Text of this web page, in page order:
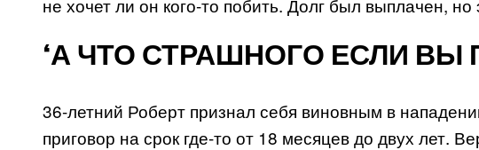
‘А ЧТО СТРАШНОГО ЕСЛИ ВЫ
36-летний Роберт признал себя виновным в
приговор на срок где-то от 18 месяцев до двух лет.